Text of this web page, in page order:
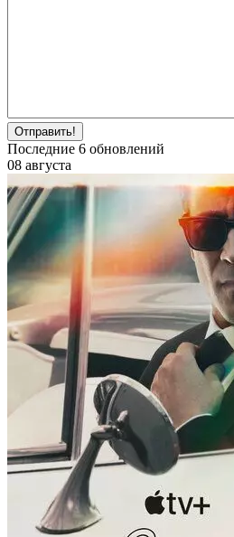
Отправить!
Последние 6 обновлений
08 августа